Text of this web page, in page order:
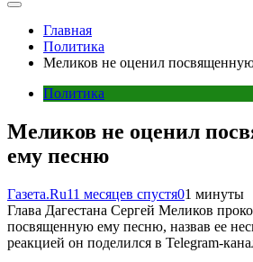
Главная
Политика
Меликов не оценил
Политика
Меликов не оценил
ему песню
Газета.Ru11 месяцев спустя01 минуты
Глава Дагестана Сергей Меликов
посвященную ему песню, назвав ее
реакцией он поделился в Telegram-